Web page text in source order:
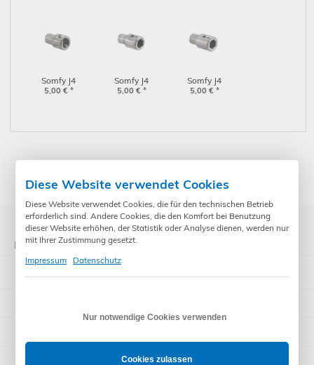
Gewindestift
eingedreht
(9017802)
Somfy J4
Wellenadapter
Gewindestift
5,00 € *
Somfy J4
Wellenadapter
(9014170)
5,00 € *
Somfy J4
Wellenadapter
(9014169)
5,00 € *
Kategorien
Rollladenpanzer
Diese Website verwendet Cookies
Diese Website verwendet Cookies, die für den technischen Betrieb
erforderlich sind. Andere Cookies, die den Komfort bei Benutzung
dieser Website erhöhen, der Statistik oder Analyse dienen, werden nur
mit Ihrer Zustimmung gesetzt.
Impressum
Datenschutz
Nur notwendige Cookies verwenden
Cookies zulassen